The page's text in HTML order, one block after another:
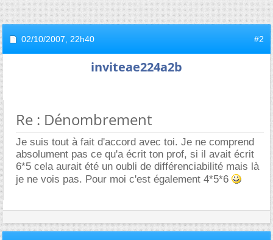
02/10/2007, 22h40 #2
inviteae224a2b
Re : Dénombrement
Je suis tout à fait d'accord avec toi. Je ne comprend
absolument pas ce qu'a écrit ton prof, si il avait écrit
6*5 cela aurait été un oubli de différenciabilité mais là
je ne vois pas. Pour moi c'est également 4*5*6